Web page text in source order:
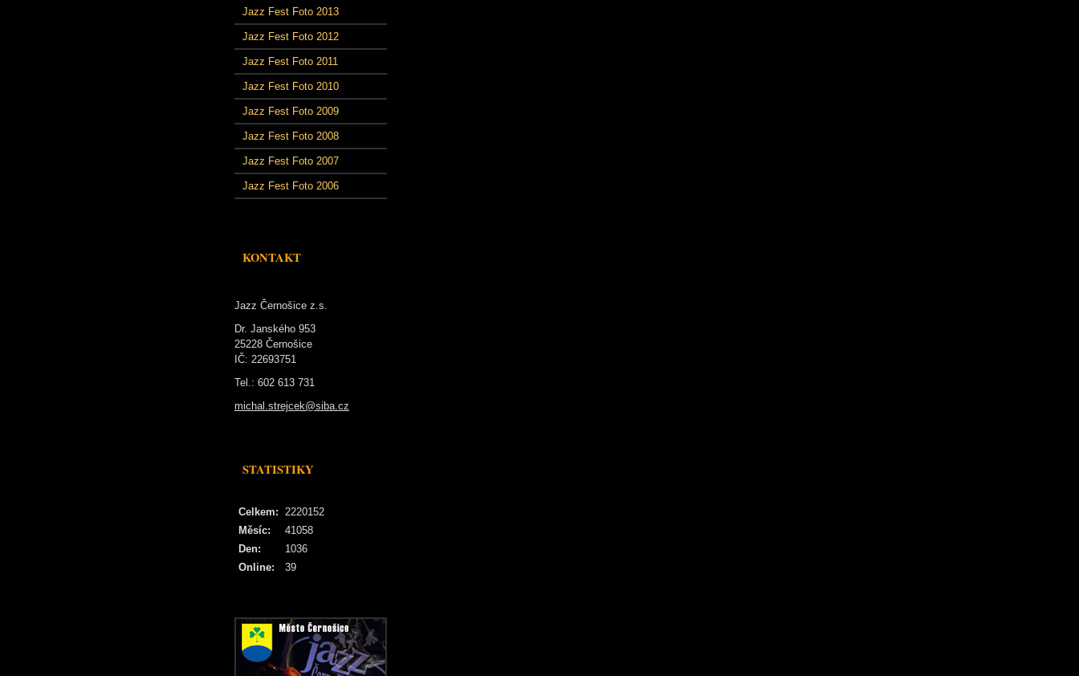
Jazz Fest Foto 2013
Jazz Fest Foto 2012
Jazz Fest Foto 2011
Jazz Fest Foto 2010
Jazz Fest Foto 2009
Jazz Fest Foto 2008
Jazz Fest Foto 2007
Jazz Fest Foto 2006
KONTAKT
Jazz Černošice z.s.
Dr. Janského 953
25228 Černošice
IČ: 22693751
Tel.: 602 613 731
michal.strejcek@siba.cz
STATISTIKY
Online: 39
Celkem: 2220152
Měsíc:
41058
Den:
1036